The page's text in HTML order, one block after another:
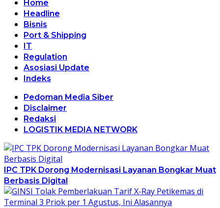
Home
Headline
Bisnis
Port & Shipping
IT
Regulation
Asosiasi Update
Indeks
Pedoman Media Siber
Disclaimer
Redaksi
LOGISTIK MEDIA NETWORK
IPC TPK Dorong Modernisasi Layanan Bongkar Muat
Berbasis Digital